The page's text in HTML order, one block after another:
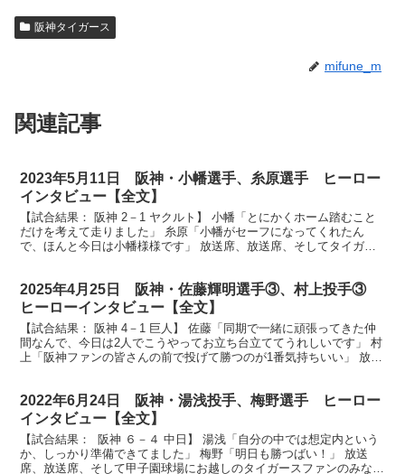
阪神タイガース
mifune_m
関連記事
2023年5月11日 阪神・小幡選手、糸原選手 ヒーロー
インタビュー【全文】
【試合結果： 阪神 2－1 ヤクルト】 小幡「とにかくホーム踏むこと
だけを考えて走りました」 糸原「小幡がセーフになってくれたん
で、ほんと今日は小幡様様です」 放送席、放送席、そしてタイガー
2025年4月25日 阪神・佐藤輝明選手③、村上投手③
ヒーローインタビュー【全文】
【試合結果： 阪神 4－1 巨人】 佐藤「同期で一緒に頑張ってきた仲
間なんで、今日は2人でこうやってお立ち台立ててうれしいです」 村
上「阪神ファンの皆さんの前で投げて勝つのが1番気持ちいい」 放送
2022年6月24日 阪神・湯浅投手、梅野選手 ヒーロー
インタビュー【全文】
【試合結果： 阪神 ６－４ 中日】 湯浅「自分の中では想定内という
か、しっかり準備できてました」 梅野「明日も勝つばい！」 放送
席、放送席、そして甲子園球場にお越しのタイガースファンのみなさ